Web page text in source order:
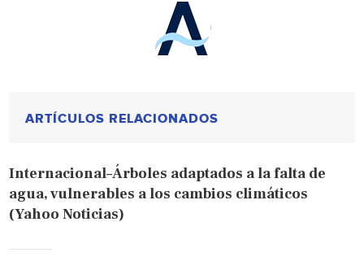
ARTÍCULOS RELACIONADOS
Internacional–Árboles adaptados a la falta de
agua, vulnerables a los cambios climáticos
(Yahoo Noticias)